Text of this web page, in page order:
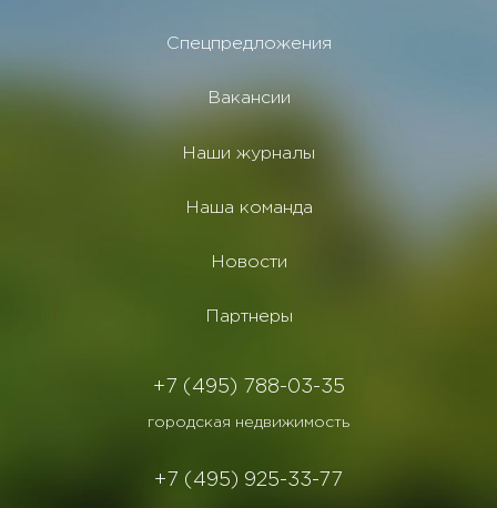
Спецпредложения
Вакансии
Наши журналы
Наша команда
Новости
Партнеры
+7 (495) 788-03-35
городская недвижимость
+7 (495) 925-33-77